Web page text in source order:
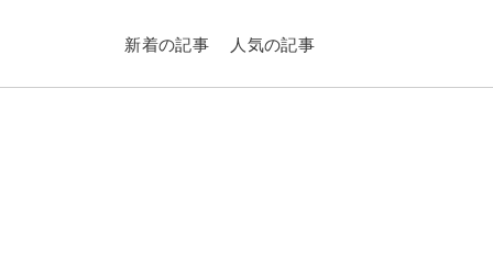
新着の記事 人気の記事